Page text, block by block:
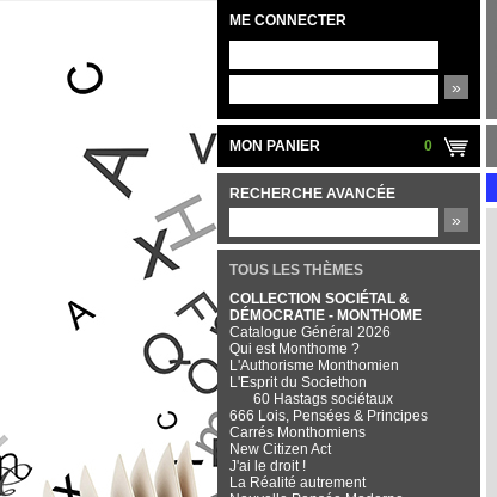
ME CONNECTER
»
MON PANIER 0
RECHERCHE AVANCÉE
»
TOUS LES THÈMES
COLLECTION SOCIÉTAL &
DÉMOCRATIE - MONTHOME
Catalogue Général 2026
Qui est Monthome ?
L'Authorisme Monthomien
L'Esprit du Societhon
60 Hastags sociétaux
666 Lois, Pensées & Principes
Carrés Monthomiens
New Citizen Act
J'ai le droit !
La Réalité autrement